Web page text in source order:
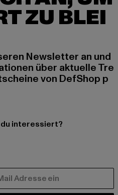
ZU BLEI
Newsletter an und
über aktuelle Tre
von DefShop p
interessiert?